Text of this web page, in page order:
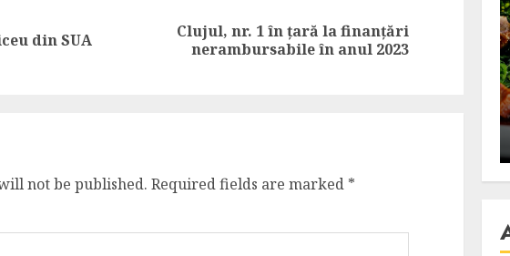
Previous
din SUA
Clujul, nr. 1 în țară la finanțări
nerambursabile în anul 2023
not be published. Required fields are marked *
Bucatar de ocazie